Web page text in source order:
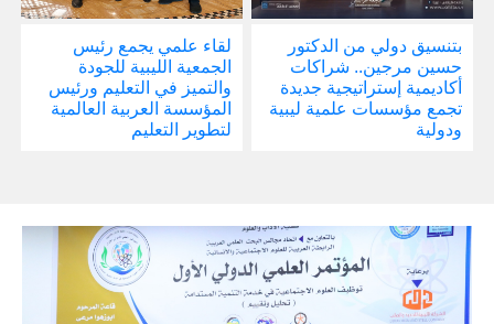
بتنسيق دولي من الدكتور
حسين مرجين.. شراكات
أكاديمية إستراتيجية جديدة
تجمع مؤسسات علمية ليبية
ودولية
لقاء علمي يجمع رئيس
الجمعية الليبية للجودة
والتميز في التعليم ورئيس
المؤسسة العربية العالمية
لتطوير التعليم